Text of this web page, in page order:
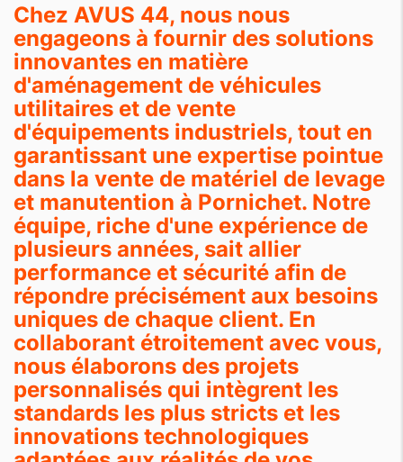
Chez AVUS 44, nous nous
engageons à fournir des solutions
innovantes en matière
d'aménagement de véhicules
utilitaires et de vente
d'équipements industriels, tout en
garantissant une expertise pointue
dans la vente de matériel de levage
et manutention à Pornichet. Notre
équipe, riche d'une expérience de
plusieurs années, sait allier
performance et sécurité afin de
répondre précisément aux besoins
uniques de chaque client. En
collaborant étroitement avec vous,
nous élaborons des projets
personnalisés qui intègrent les
standards les plus stricts et les
innovations technologiques